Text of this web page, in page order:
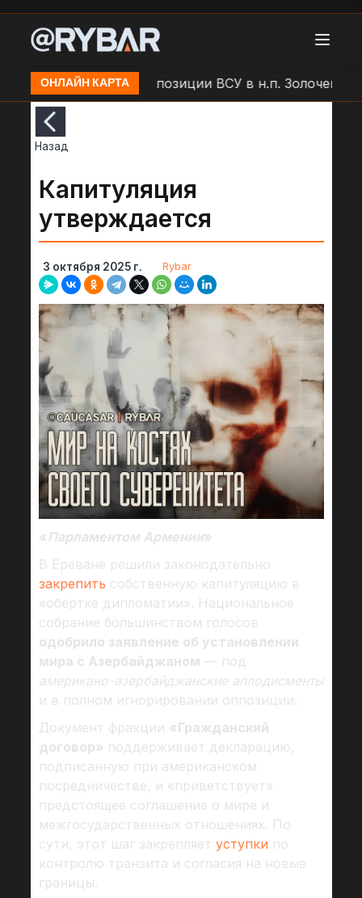
ОНЛАЙН КАРТА
БЛА "Молния" по позиции ВСУ в н.п. Золочев
Назад
Капитуляция
утверждается
3 октября 2025 г. Rybar
« Парламентом Армении»
В Ереване решили законодательно
закрепить собственную капитуляцию в
«обёртке дипломатии». Национальное
собрание большинством голосов
одобрило заявление об установлении
мира с Азербайджаном — под
американо-азербайджанские аплодисменты
и в полном игнорировании оппозиции.
Документ фракции «Гражданский
договор» поддерживает декларацию,
подписанную при американском
посредничестве, и «приветствует»
предстоящее соглашение о мире и
межгосударственных отношениях. По
сути, этот шаг закрепляет уступки по
контролю транзита и согласия на новые
границы.